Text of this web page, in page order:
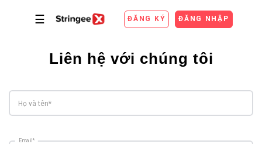
☰ ĐĂNG KÝ ĐĂNG NHẬP
Liên hệ với chúng tôi
Họ và tên*
Email*